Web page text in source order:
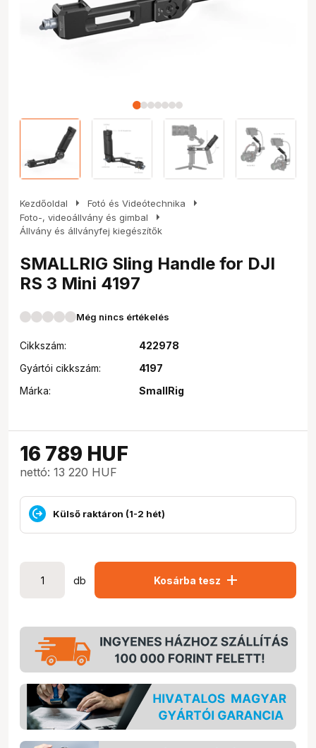
Kezdőoldal arrow_right Fotó és Videótechnika arrow_right
Foto-, videoállvány és gimbal arrow_right
Állvány és állványfej kiegészítők
SMALLRIG Sling Handle for DJI
RS 3 Mini 4197
Még nincs értékelés
Cikkszám:
422978
Gyártói cikkszám:
4197
Márka:
SmallRig
16 789 HUF
nettó: 13 220 HUF
Külső raktáron (1-2 hét)
db Kosárba tesz add